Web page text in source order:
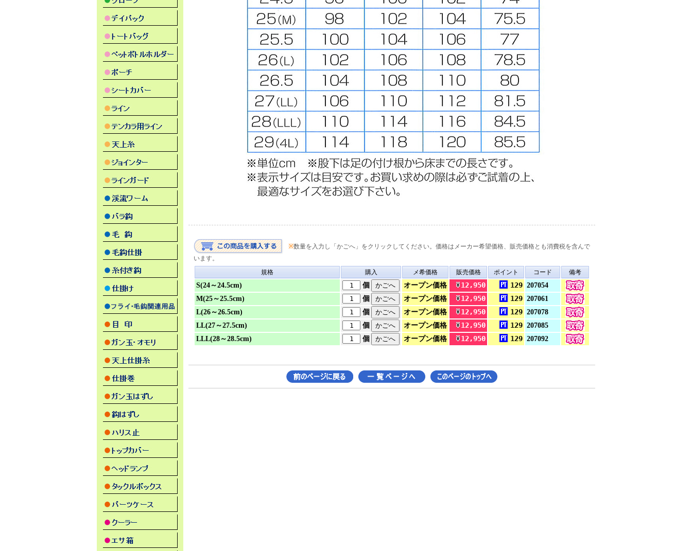
※数量を入力し「かごへ」をクリックしてください。価格はメーカー希望価格、販売価格とも消費税を含んで
います。
規格
購入 メ希価格 販売価格 ポイント コード 備考
S(24～24.5cm) 個 オープン価格 12,950 129 207054
M(25～25.5cm)
個 オープン価格 12,950 129 207061
L(26～26.5cm)
個 オープン価格 12,950 129 207078
LL(27～27.5cm)
個 オープン価格 12,950 129 207085
LLL(28～28.5cm)
個 オープン価格 12,950 129 207092